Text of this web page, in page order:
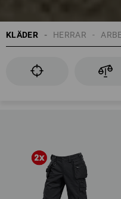
KLÄDER HERRAR